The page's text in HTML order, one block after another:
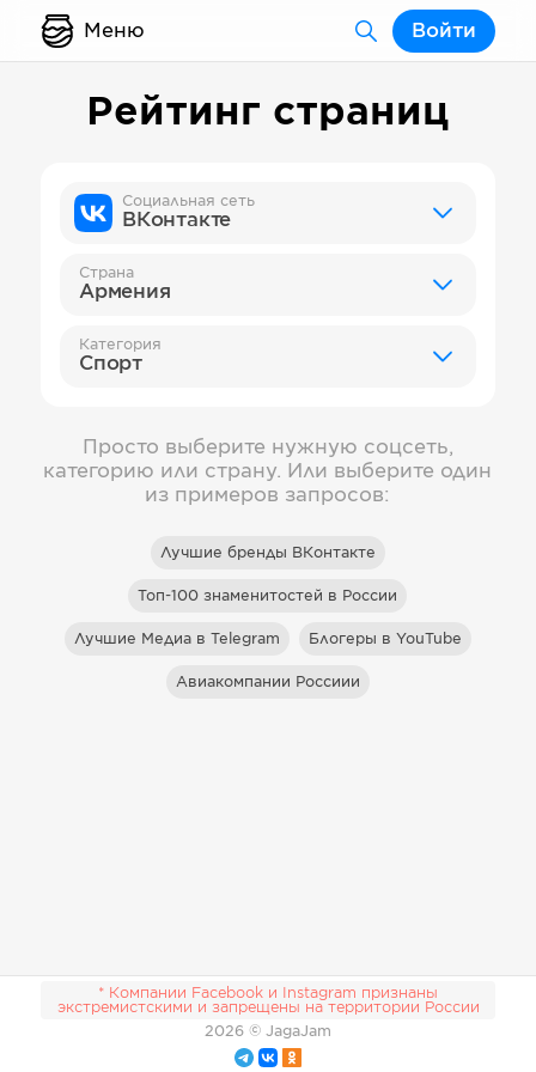
Меню Войти
Рейтинг страниц
Социальная сеть
ВКонтакте
Страна
Армения
Категория
Спорт
Просто выберите нужную соцсеть,
категорию или страну. Или выберите один
из примеров запросов:
Лучшие бренды ВКонтакте
Топ-100 знаменитостей в России
Лучшие Медиа в Telegram Блогеры в YouTube
Авиакомпании Россиии
* Компании Facebook и Instagram признаны
экстремистскими и запрещены на территории России
2026 © JagaJam